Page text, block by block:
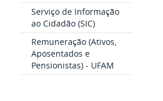
Serviço de Informação
ao Cidadão (SIC)
Remuneração (Ativos,
Aposentados e
Pensionistas) - UFAM